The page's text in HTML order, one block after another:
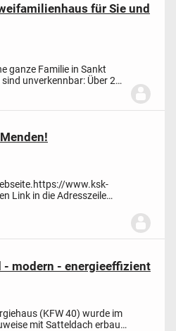
für Sie und
ganze Familie in Sankt
unverkennbar: Über 230
https://www.ksk-
Link in die Adresszeile
- modern - energieeffizient
(KFW 40) wurde im
mit Satteldach erbaut.